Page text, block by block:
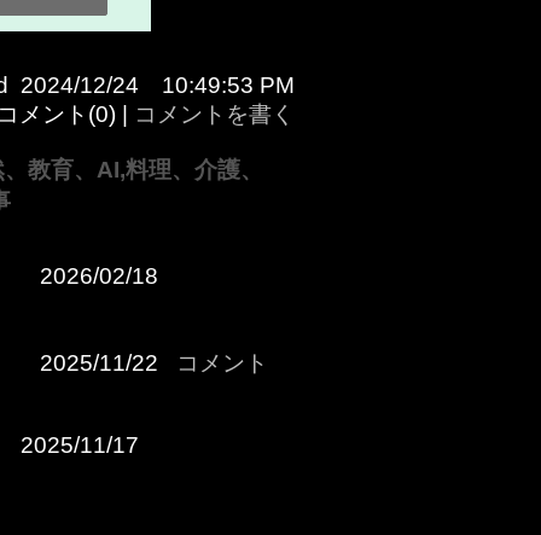
2024/12/24 10:49:53 PM
メント(0) |
コメントを書く
教育、AI,料理、介護、
2026/02/18
2025/11/22 コメント
2025/11/17